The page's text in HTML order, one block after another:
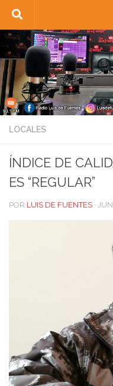
Saltar al contenido
LOCALES
ÍNDICE DE
ES “REGULAR”
POR LUIS DE FUENTES ·